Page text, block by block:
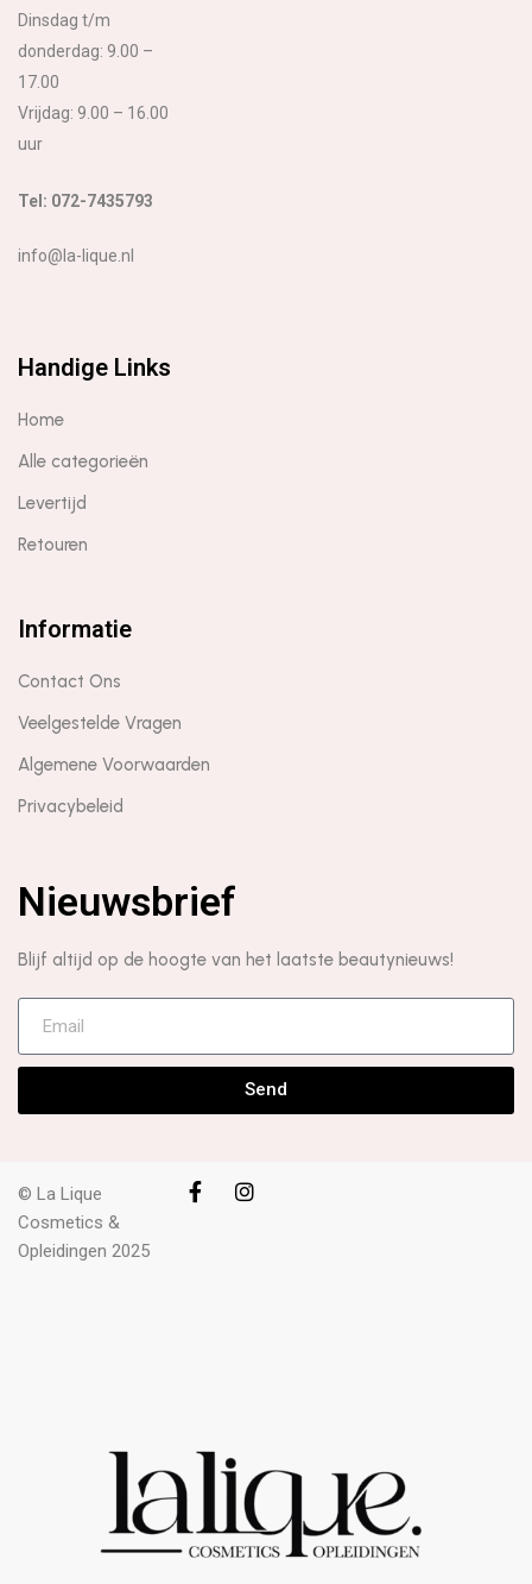
Dinsdag t/m
donderdag: 9.00 –
17.00
Vrijdag: 9.00 – 16.00
uur
Tel: 072-7435793
info@la-lique.nl
Handige Links
Home
Alle categorieën
Levertijd
Retouren
Informatie
Contact Ons
Veelgestelde Vragen
Algemene Voorwaarden
Privacybeleid
Nieuwsbrief
Blijf altijd op de hoogte van het laatste beautynieuws!
Send
© La Lique
Cosmetics &
Opleidingen 2025